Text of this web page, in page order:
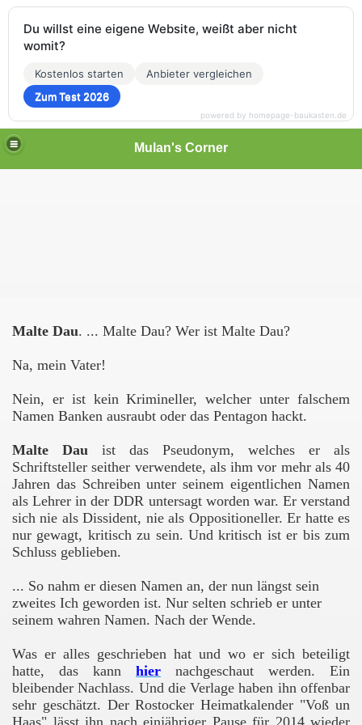
Mulan's Corner
Malte Dau. ... Malte Dau? Wer ist Malte Dau?
Na, mein Vater!
Nein, er ist kein Krimineller, welcher unter falschem
Namen Banken ausraubt oder das Pentagon hackt.
Malte Dau ist das Pseudonym, welches er als
Schriftsteller seither verwendete, als ihm vor mehr als 40
Jahren das Schreiben unter seinem eigentlichen Namen
als Lehrer in der DDR untersagt worden war. Er verstand
sich nie als Dissident, nie als Oppositioneller. Er hatte es
nur gewagt, kritisch zu sein. Und kritisch ist er bis zum
Schluss geblieben.
... So nahm er diesen Namen an, der nun längst sein
zweites Ich geworden ist. Nur selten schrieb er unter
seinem wahren Namen. Nach der Wende.
Was er alles geschrieben hat und wo er sich beteiligt
hatte, das kann hier nachgeschaut werden. Ein
bleibender Nachlass. Und die Verlage haben ihn offenbar
sehr geschätzt. Der Rostocker Heimatkalender "Voß un
Haas" lässt ihn nach einjähriger Pause für 2014 wieder
Orients
Du willst eine eigene Website, weißt aber nicht
womit?
Kostenlos starten
Anbieter vergleichen
Zum Test 2026
powered by homepage-baukasten.de